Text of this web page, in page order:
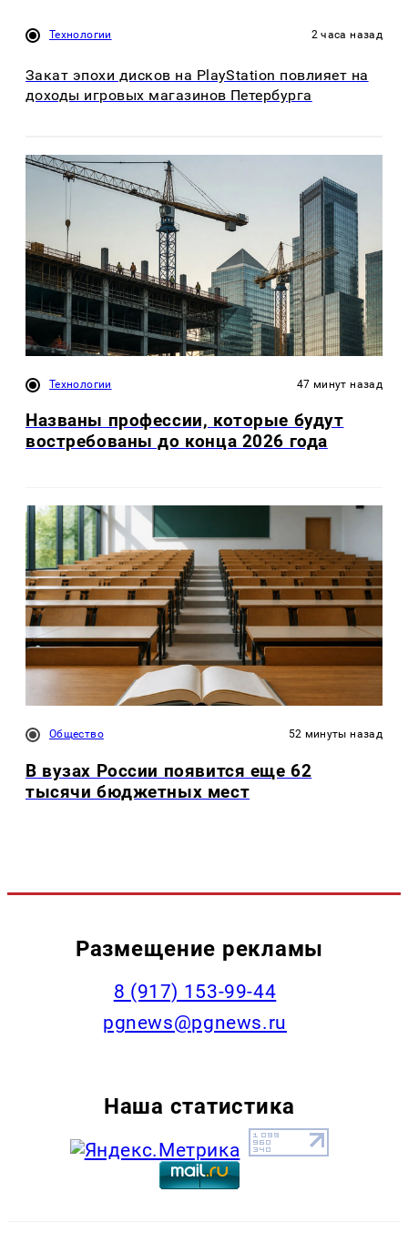
Технологии 2 часа назад
Закат эпохи дисков на PlayStation повлияет на
доходы игровых магазинов Петербурга
Технологии 47 минут назад
Названы профессии, которые будут
востребованы до конца 2026 года
Общество 52 минуты назад
В вузах России появится еще 62
тысячи бюджетных мест
Размещение рекламы
‭8 (917) 153-99-44
pgnews@pgnews.ru
Наша статистика